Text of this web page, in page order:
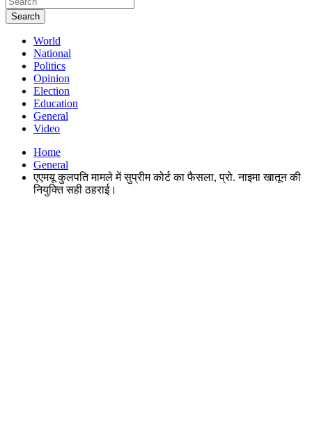
Search
World
National
Politics
Opinion
Election
Education
General
Video
Home
General
एएमयू कुलपति मामले में सुप्रीम कोर्ट का फैसला, प्रो. नाइमा खातून की
नियुक्ति सही ठहराई।